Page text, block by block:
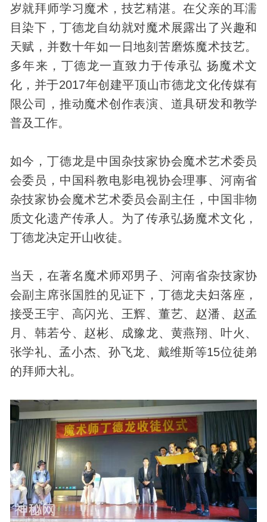
岁就拜师学习魔术，技艺精湛。在父亲的耳濡
目染下，丁德龙自幼就对魔术展露出了兴趣和
天赋，并数十年如一日地刻苦磨炼魔术技艺。
多年来，丁德龙一直致力于传承弘 扬魔术文
化，并于2017年创建平顶山市德龙文化传媒有
限公司，推动魔术创作表演、道具研发和教学
普及工作。
如今，丁德龙是中国杂技家协会魔术艺术委员
会委员，中国科教电影电视协会理事、河南省
杂技家协会魔术艺术委员会副主任，中国非物
质文化遗产传承人。为了传承弘扬魔术文化，
丁德龙决定开山收徒。
当天，在著名魔术师邓男子、河南省杂技家协
会副主席张国胜的见证下，丁德龙夫妇落座，
接受王宇、高闪光、王辉、董艺、赵潘、赵孟
月、韩若兮、赵彬、成豫龙、黄燕翔、叶火、
张学礼、孟小杰、孙飞龙、戴维斯等15位徒弟
的拜师大礼。